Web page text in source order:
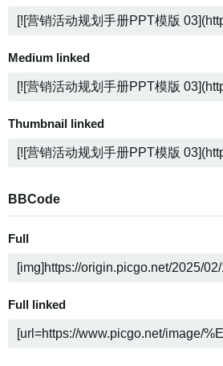
Medium linked
Thumbnail linked
BBCode
Full
Full linked